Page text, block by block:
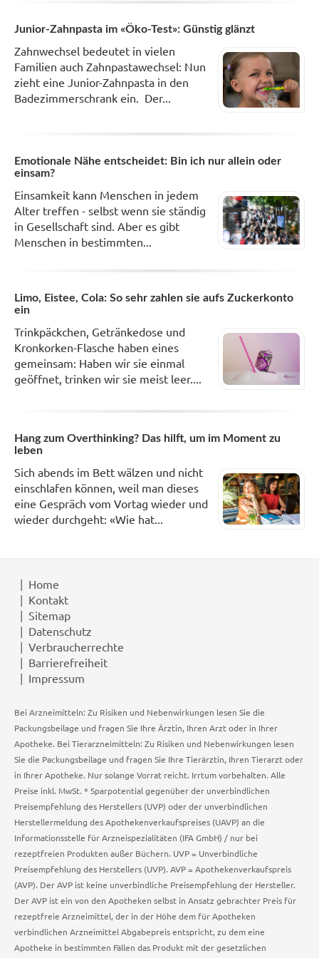
Junior-Zahnpasta im «Öko-Test»: Günstig glänzt
Zahnwechsel bedeutet in vielen
Familien auch Zahnpastawechsel: Nun
zieht eine Junior-Zahnpasta in den
Badezimmerschrank ein. Der...
Emotionale Nähe entscheidet: Bin ich nur allein oder
einsam?
Einsamkeit kann Menschen in jedem
Alter treffen - selbst wenn sie ständig
in Gesellschaft sind. Aber es gibt
Menschen in bestimmten...
Limo, Eistee, Cola: So sehr zahlen sie aufs Zuckerkonto
ein
Trinkpäckchen, Getränkedose und
Kronkorken-Flasche haben eines
gemeinsam: Haben wir sie einmal
geöffnet, trinken wir sie meist leer....
Hang zum Overthinking? Das hilft, um im Moment zu
leben
Sich abends im Bett wälzen und nicht
einschlafen können, weil man dieses
eine Gespräch vom Vortag wieder und
wieder durchgeht: «Wie hat...
Home
Kontakt
Sitemap
Datenschutz
Verbraucherrechte
Barrierefreiheit
Impressum
Bei Arzneimitteln: Zu Risiken und Nebenwirkungen lesen Sie die
Packungsbeilage und fragen Sie Ihre Ärztin, Ihren Arzt oder in Ihrer
Apotheke. Bei Tierarzneimitteln: Zu Risiken und Nebenwirkungen lesen
Sie die Packungsbeilage und fragen Sie Ihre Tierärztin, Ihren Tierarzt oder
in Ihrer Apotheke. Nur solange Vorrat reicht. Irrtum vorbehalten. Alle
Preise inkl. MwSt. * Sparpotential gegenüber der unverbindlichen
Preisempfehlung des Herstellers (UVP) oder der unverbindlichen
Herstellermeldung des Apothekenverkaufspreises (UAVP) an die
Informationsstelle für Arzneispezialitäten (IFA GmbH) / nur bei
rezeptfreien Produkten außer Büchern. UVP = Unverbindliche
Preisempfehlung des Herstellers (UVP). AVP = Apothekenverkaufspreis
(AVP). Der AVP ist keine unverbindliche Preisempfehlung der Hersteller.
Der AVP ist ein von den Apotheken selbst in Ansatz gebrachter Preis für
rezeptfreie Arzneimittel, der in der Höhe dem für Apotheken
verbindlichen Arzneimittel Abgabepreis entspricht, zu dem eine
Apotheke in bestimmten Fällen das Produkt mit der gesetzlichen